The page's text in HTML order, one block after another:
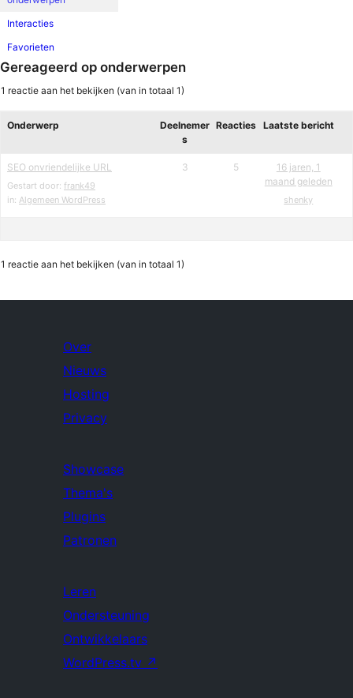
Interacties
Favorieten
Gereageerd op onderwerpen
1 reactie aan het bekijken (van in totaal 1)
Onderwerp
Deelnemer
s
Reacties Laatste bericht
SEO onvriendelijke URL
Gestart door: frank49
in: Algemeen WordPress
3 5
16 jaren, 1
maand geleden
shenky
1 reactie aan het bekijken (van in totaal 1)
Over
Nieuws
Hosting
Privacy
Showcase
Thema's
Plugins
Patronen
Leren
Ondersteuning
Ontwikkelaars
WordPress.tv ↗